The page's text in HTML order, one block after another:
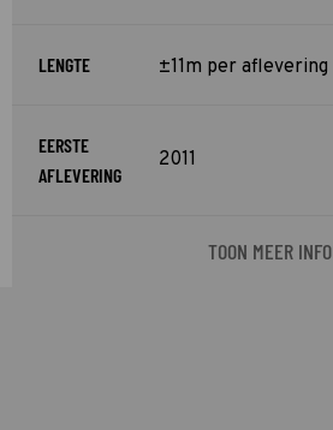
LENGTE ±11m per aflevering
EERSTE
AFLEVERING
2011
TOON MEER INFO